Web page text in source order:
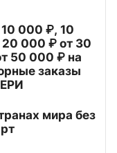
000 ₽, 10
000 ₽ от 30
50 000 ₽ на
заказы
мира без